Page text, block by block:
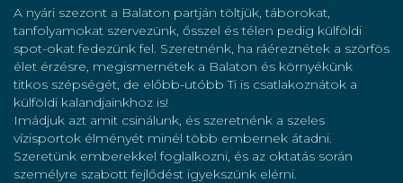
A nyári szezont a Balaton partján töltjük, táborokat,
tanfolyamokat szervezünk, ősszel és télen pedig külföldi
spot-okat fedezünk fel. Szeretnénk, ha ráéreznétek a szörfös
élet érzésre, megismernétek a Balaton és környékünk
titkos szépségét, de előbb-utóbb Ti is csatlakoznátok a
külföldi kalandjainkhoz is!
Imádjuk azt amit csinálunk, és szeretnénk a szeles
vízisportok élményét minél több embernek átadni.
Szeretünk emberekkel foglalkozni, és az oktatás során
személyre szabott fejlődést igyekszünk elérni.